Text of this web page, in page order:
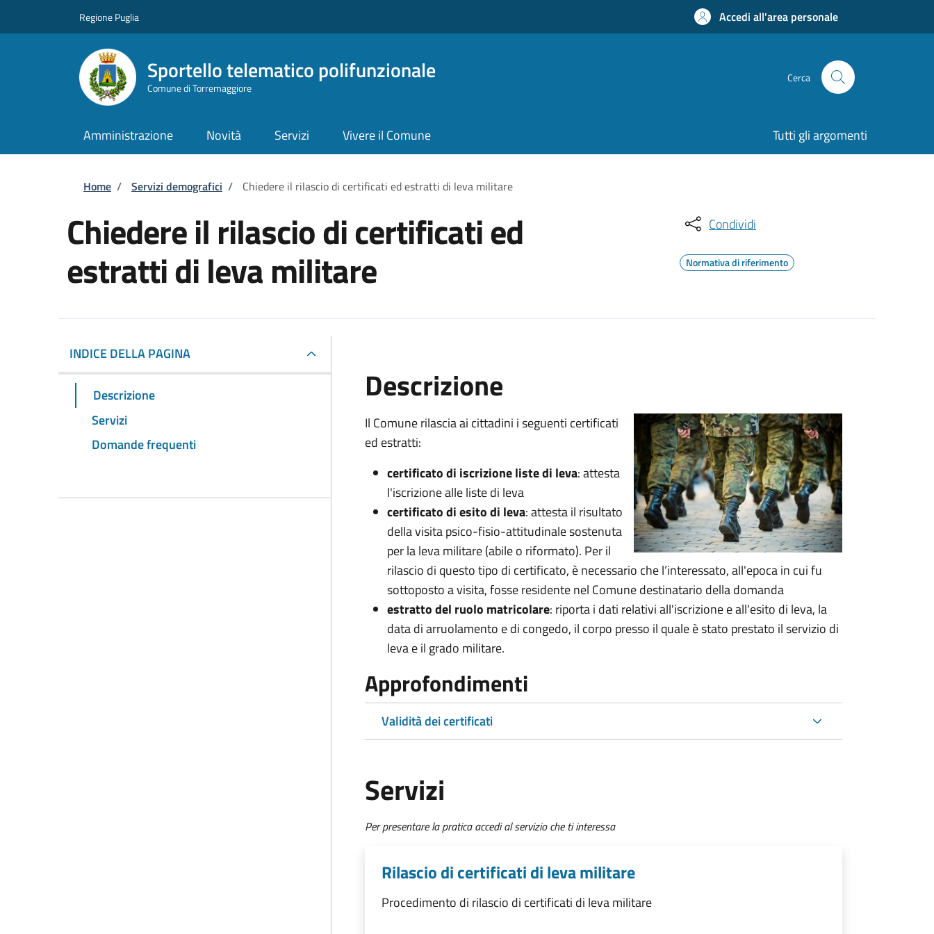
Regione Puglia Accedi all'area personale
Sportello telematico polifunzionale
Comune di Torremaggiore
Cerca
Amministrazione Novità Servizi Vivere il Comune Tutti gli argomenti
Briciole di pane
Home / Servizi demografici / Chiedere il rilascio di certificati ed estratti di leva militare
Chiedere il rilascio di certificati ed
estratti di leva militare
Condividi
Normativa di riferimento
INDICE DELLA PAGINA
Descrizione
Servizi
Domande frequenti
Descrizione
Il Comune rilascia ai cittadini i seguenti certificati
ed estratti:
certificato di iscrizione liste di leva: attesta
l'iscrizione alle liste di leva
certificato di esito di leva: attesta il risultato
della visita psico-fisio-attitudinale sostenuta
per la leva militare (abile o riformato). Per il
rilascio di questo tipo di certificato, è necessario che l’interessato, all'epoca in cui fu
sottoposto a visita, fosse residente nel Comune destinatario della domanda
estratto del ruolo matricolare: riporta i dati relativi all'iscrizione e all'esito di leva, la
data di arruolamento e di congedo, il corpo presso il quale è stato prestato il servizio di
leva e il grado militare.
Approfondimenti
Validità dei certificati
Servizi
Per presentare la pratica accedi al servizio che ti interessa
Rilascio di certificati di leva militare
Procedimento di rilascio di certificati di leva militare